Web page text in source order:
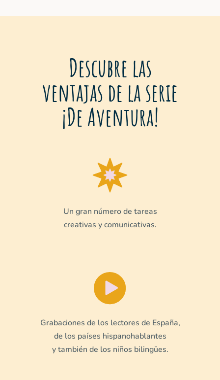
Descubre las
ventajas de la serie
¡De Aventura!
Un gran número de tareas
creativas y comunicativas.
Grabaciones de los lectores de España,
de los países hispanohablantes
y también de los niños bilingües.